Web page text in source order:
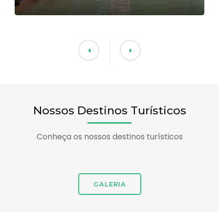
Nossos Destinos Turísticos
Conheça os nossos destinos turísticos
GALERIA